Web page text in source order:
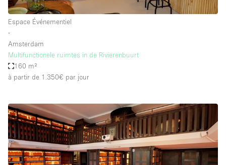
Espace Événementiel
∙
Amsterdam
Multifunctionele ruimtes in de Rivierenbuurt
160 m²
à partir de 1.350€ par jour